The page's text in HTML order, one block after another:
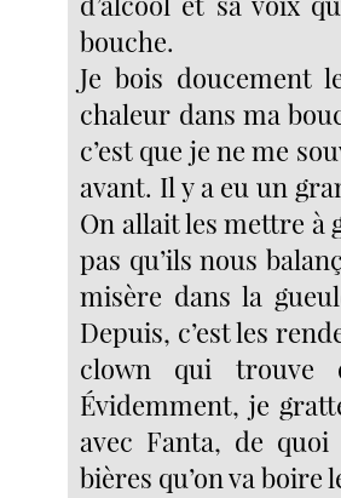
bouche.
Je bois doucement
chaleur dans ma
c’est que je ne me
avant. Il y a eu un
On allait les mettre à
pas qu’ils nous
misère dans la
Depuis, c’est les
clown qui trouve
Évidemment, je
avec Fanta, de
bières qu’on va